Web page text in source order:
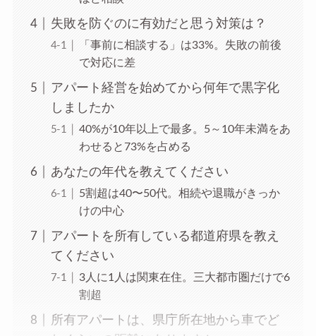
失敗を防ぐのに有効だと思う対策は？
「事前に相談する」は33%。失敗の前後
で対応に差
アパート経営を始めてから何年で黒字化
しましたか
40%が10年以上で最多。5～10年未満をあ
わせると73%を占める
あなたの年代を教えてください
5割超は40〜50代。相続や退職がきっか
けの中心
アパートを所有している都道府県を教え
てください
3人に1人は関東在住。三大都市圏だけで6
割超
所有アパートは、県庁所在地から車でど